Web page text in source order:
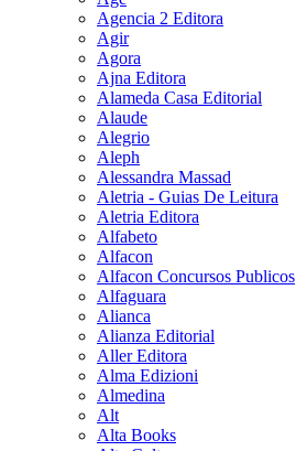
Agencia 2 Editora
Agir
Agora
Ajna Editora
Alameda Casa Editorial
Alaude
Alegrio
Aleph
Alessandra Massad
Aletria - Guias De Leitura
Aletria Editora
Alfabeto
Alfacon
Alfacon Concursos Publicos
Alfaguara
Alianca
Alianza Editorial
Aller Editora
Alma Edizioni
Almedina
Alt
Alta Books